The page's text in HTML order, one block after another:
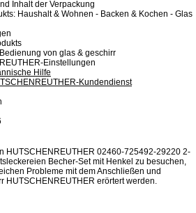
Inhalt der Verpackung
Haushalt & Wohnen - Backen & Kochen - Glas
von glas & geschirr
Einstellungen
Hilfe
Kundendienst
HUTSCHENREUTHER 02460-725492-29220 2-
Becher-Set mit Henkel zu besuchen,
Probleme mit dem Anschließen und
HUTSCHENREUTHER erörtert werden.